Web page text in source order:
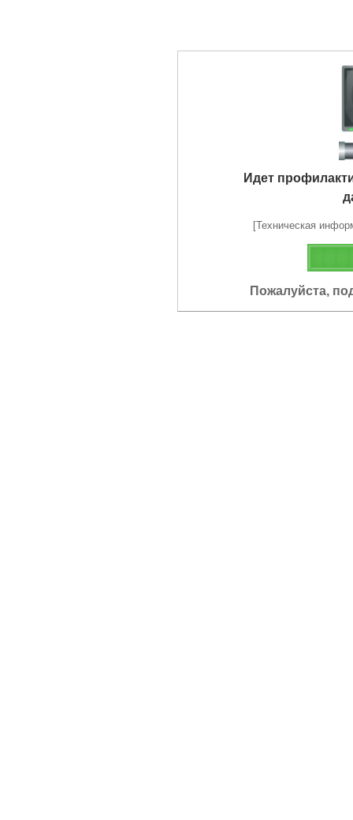
Идет
[Техническая
Пожалуйста,